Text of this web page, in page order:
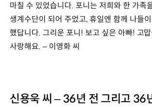
마칠 수 있었습니다. 포니는 저희와 한 가족
생계수단이 되어 주었고, 휴일엔 함께 나들
했답니다. 그리운 포니! 보고 싶은 아빠! 고
사랑해요. – 이영화 씨
신용욱 씨 – 36년 전 그리고 36